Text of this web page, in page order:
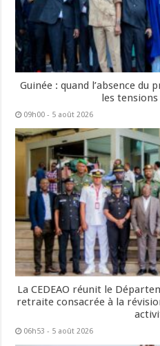
Guinée : quand l’absence du
les
09h00 - 5 août 2026
La CEDEAO réunit le
retraite consacrée à la
06h53 - 5 août 2026